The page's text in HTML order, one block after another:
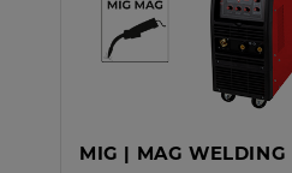
MIG | MAG WELDING